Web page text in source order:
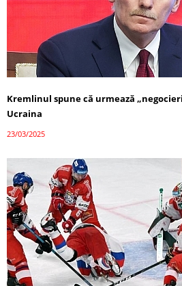
Kremlinul spune că urmează
Ucraina
23/03/2025